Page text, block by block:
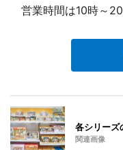
営業時間は10時～20
各シリーズ
関連画像